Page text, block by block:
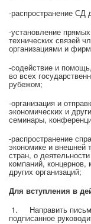
-распространение СД
-установление
технических связей
организациями и
-содействие и
во всех
рубежом;
-организация и
экономических и
семинары,
-распространение
экономике и внешней
стран, о
компаний,
других организаций;
Для вступления в
1. Направить
подписанное